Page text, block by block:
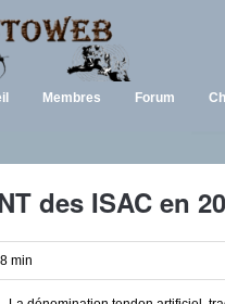
Membres Forum
des ISAC en
min